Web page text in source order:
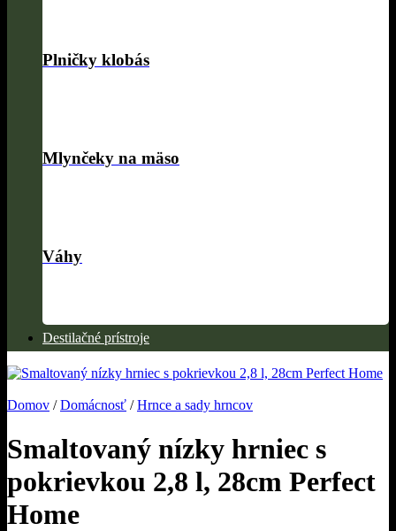
Plničky klobás
Mlynčeky na mäso
Váhy
Destilačné prístroje
Domov / Domácnosť / Hrnce a sady hrncov
Smaltovaný nízky hrniec s
pokrievkou 2,8 l, 28cm Perfect
Home